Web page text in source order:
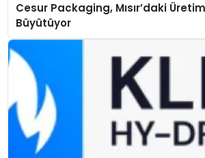
Cesur Packaging, Mısır’daki
Büyütüyor